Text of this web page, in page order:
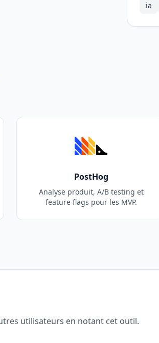
ia
PostHog
Analyse produit, A/B testing et
feature flags pour les MVP.
utilisateurs en notant cet outil.